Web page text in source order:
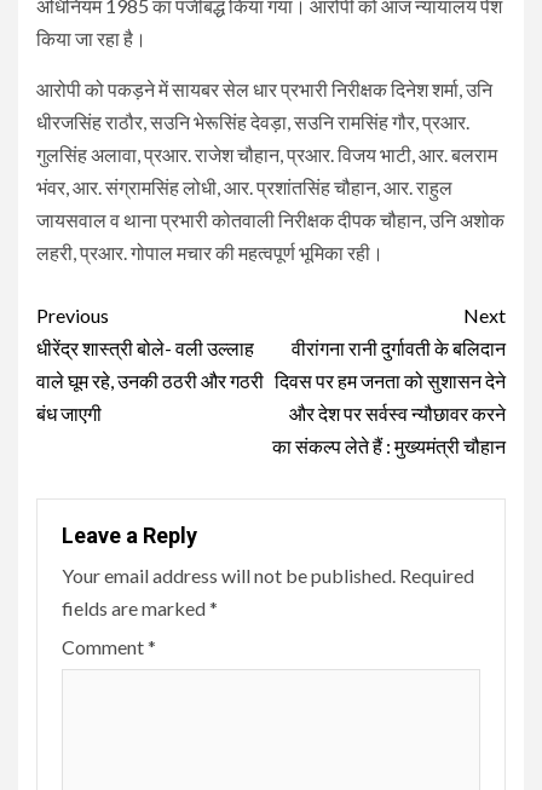
अधिनियम 1985 का पंजीबद्ध किया गया। आरोपी को आज न्यायालय पेश
किया जा रहा है।
आरोपी को पकड़ने में सायबर सेल धार प्रभारी निरीक्षक दिनेश शर्मा, उनि
धीरजसिंह राठौर, सउनि भेरूसिंह देवड़ा, सउनि रामसिंह गौर, प्रआर.
गुलसिंह अलावा, प्रआर. राजेश चौहान, प्रआर. विजय भाटी, आर. बलराम
भंवर, आर. संग्रामसिंह लोधी, आर. प्रशांतसिंह चौहान, आर. राहुल
जायसवाल व थाना प्रभारी कोतवाली निरीक्षक दीपक चौहान, उनि अशोक
लहरी, प्रआर. गोपाल मचार की महत्वपूर्ण भूमिका रही।
Continue
Reading
Previous
धीरेंद्र शास्त्री बोले- वली उल्लाह
वाले घूम रहे, उनकी ठठरी और गठरी
बंध जाएगी
Next
वीरांगना रानी दुर्गावती के बलिदान
दिवस पर हम जनता को सुशासन देने
और देश पर सर्वस्व न्यौछावर करने
का संकल्प लेते हैं : मुख्यमंत्री चौहान
Leave a Reply
Your email address will not be published. Required
fields are marked*
Comment*